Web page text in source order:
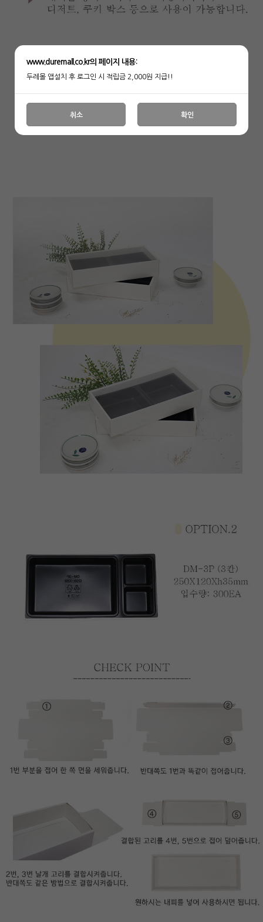
www.duremall.co.kr의 페이지 내용:
두레몰 앱설치 후 로그인 시 적립금 2,000원 지급!!
취소 확인